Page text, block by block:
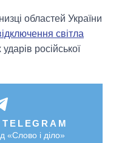
областей України
світла
російської
«Слово і діло»